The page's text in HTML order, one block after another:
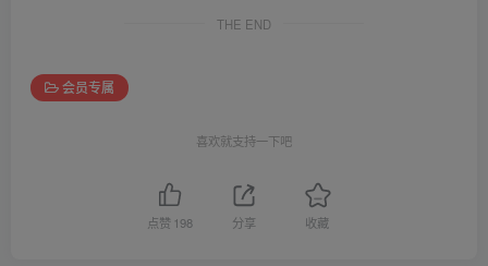
THE END
会员专属
喜欢就支持一下吧
点赞 198 分享 收藏